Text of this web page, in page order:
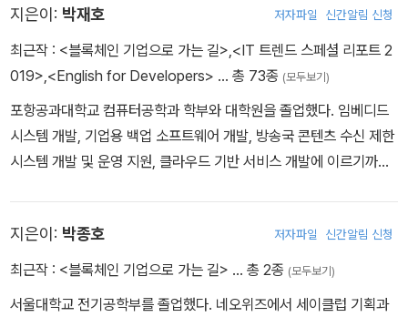
지은이: 박재호 저자파일 신간알림 신청
최근작 : <블록체인 기업으로 가는 길> <IT 트렌드 스페셜 리포트 2
019> <English for Developers> … 총 73종 (모두보기)
포항공과대학교 컴퓨터공학과 학부와 대학원을 졸업했다. 임베디드
시스템 개발, 기업용 백업 소프트웨어 개발, 방송국 콘텐츠 수신 제한
시스템 개발 및 운영 지원, 클라우드 기반 서비스 개발에 이르기까지
기술 소식을 다루는 블로그 '컴퓨터 vs 책'(jhrogue.blogspot.co
m)과 개발자를 위한 유튜브 채널(youtube.com/@채널박재호)을
지은이: 박종호 저자파일 신간알림 신청
최근작 : <블록체인 기업으로 가는 길> … 총 2종 (모두보기)
서울대학교 전기공학부를 졸업했다. 네오위즈에서 세이클럽 기획과